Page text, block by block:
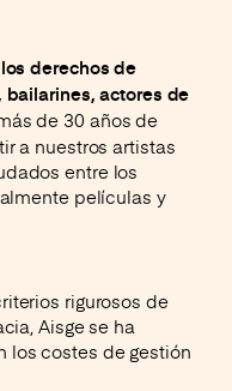
derechos de
actores de
de 30 años de
a nuestros artistas
entre los
películas y
rigurosos de
Aisge se ha
los costes de gestión